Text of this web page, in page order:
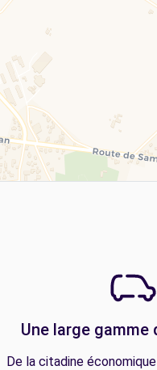
Une large gamme
De la citadine